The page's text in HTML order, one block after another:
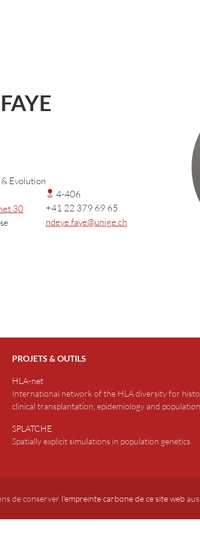
Evolution
30
4-406
+41 22 379 69 65
ndeye.faye@unige.ch
PROJETS & OUTILS
HLA-net
International network of the HLA diversity for
clinical transplantation, epidemiology and
SPLATCHE
Spatially explicit simulations in population genetics
de conserver l'empreinte carbone de ce site web